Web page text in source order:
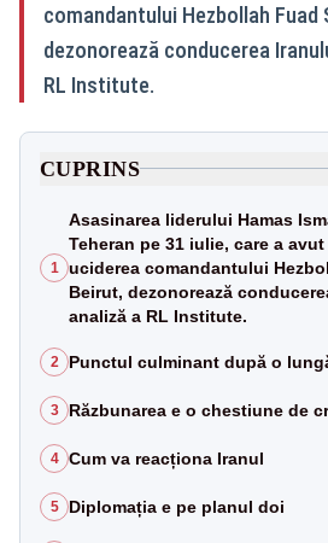
comandantului Hezbollah Fuad
dezonorează conducerea
RL Institute.
CUPRINS
1
Asasinarea liderului Hamas
Teheran pe 31 iulie, care a
uciderea comandantului
Beirut, dezonorează
analiză a RL Institute.
2 Punctul culminant după o
3 Răzbunarea e o chestiune de
4 Cum va reacționa Iranul
5 Diplomația e pe planul doi